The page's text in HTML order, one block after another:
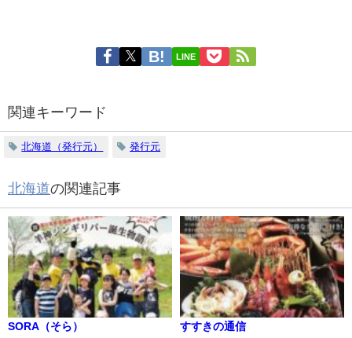
LINE
関連キーワード
北海道（発行元） 発行元
北海道の関連記事
SORA（そら） すすきの通信